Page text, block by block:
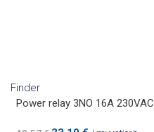
Finder
Power relay 3NO 16A 230VAC